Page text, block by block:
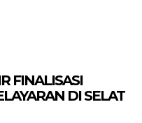
FINALISASI
DI SELAT